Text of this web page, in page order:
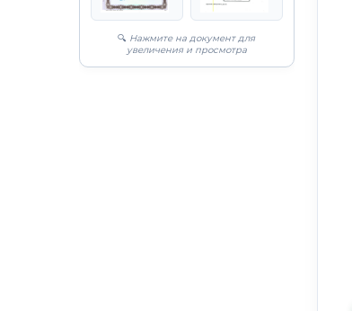
🔍 Нажмите на документ для
увеличения и просмотра